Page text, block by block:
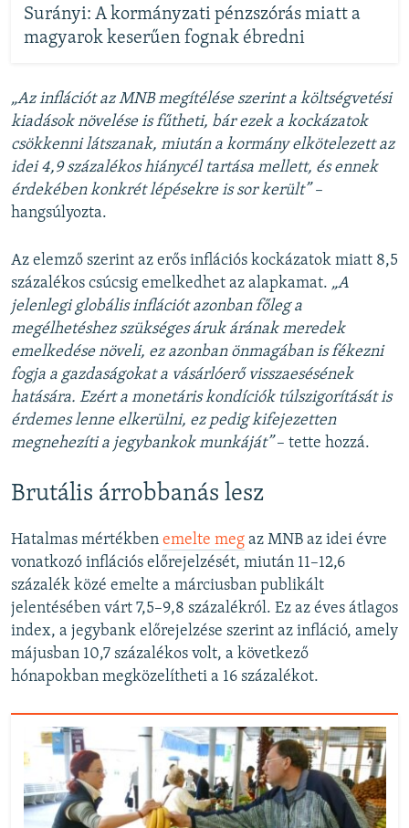
Surányi: A kormányzati pénzszórás miatt a
magyarok keserűen fognak ébredni
„Az inflációt az MNB megítélése szerint a költségvetési
kiadások növelése is fűtheti, bár ezek a kockázatok
csökkenni látszanak, miután a kormány elkötelezett az
idei 4,9 százalékos hiánycél tartása mellett, és ennek
érdekében konkrét lépésekre is sor került” –
hangsúlyozta.
Az elemző szerint az erős inflációs kockázatok miatt 8,5
százalékos csúcsig emelkedhet az alapkamat. „A
jelenlegi globális inflációt azonban főleg a
megélhetéshez szükséges áruk árának meredek
emelkedése növeli, ez azonban önmagában is fékezni
fogja a gazdaságokat a vásárlóerő visszaesésének
hatására. Ezért a monetáris kondíciók túlszigorítását is
érdemes lenne elkerülni, ez pedig kifejezetten
megnehezíti a jegybankok munkáját”– tette hozzá.
Brutális árrobbanás lesz
Hatalmas mértékben emelte meg az MNB az idei évre
vonatkozó inflációs előrejelzését, miután 11–12,6
százalék közé emelte a márciusban publikált
jelentésében várt 7,5–9,8 százalékról. Ez az éves átlagos
index, a jegybank előrejelzése szerint az infláció, amely
májusban 10,7 százalékos volt, a következő
hónapokban megközelítheti a 16 százalékot.